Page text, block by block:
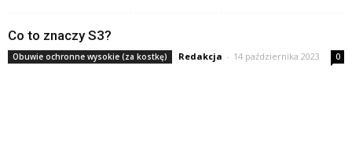
Co to znaczy S3?
Obuwie ochronne wysokie (za kostkę) Redakcja - 14 października 2023 0